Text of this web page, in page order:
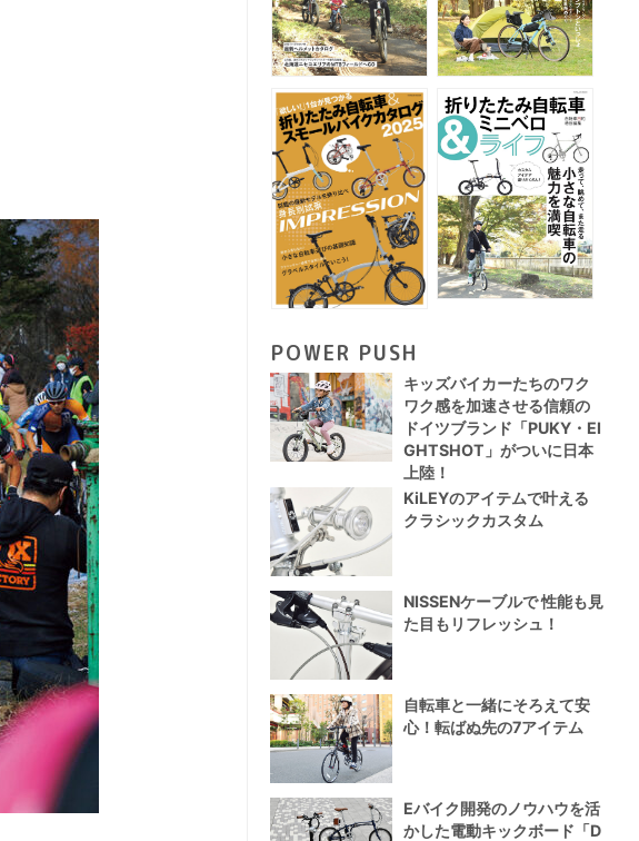
POWER PUSH
キッズバイカーたちのワク
ワク感を加速させる信頼の
ドイツブランド「PUKY・EI
GHTSHOT」がついに日本
上陸！
KiLEYのアイテムで叶える
クラシックカスタム
NISSENケーブルで 性能も見
た目もリフレッシュ！
自転車と一緒にそろえて安
心！転ばぬ先の7アイテム
Eバイク開発のノウハウを活
かした電動キックボード「D